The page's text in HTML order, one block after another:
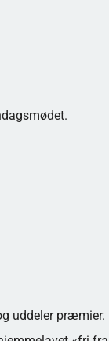
uddeler præmier.